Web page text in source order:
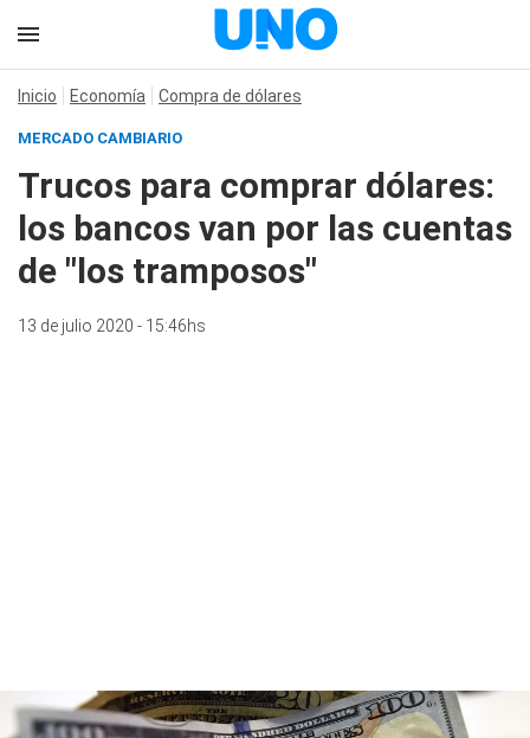
Inicio Economía Compra de dólares
MERCADO CAMBIARIO
Trucos para comprar dólares:
los bancos van por las cuentas
de "los tramposos"
13 de julio 2020 - 15:46hs